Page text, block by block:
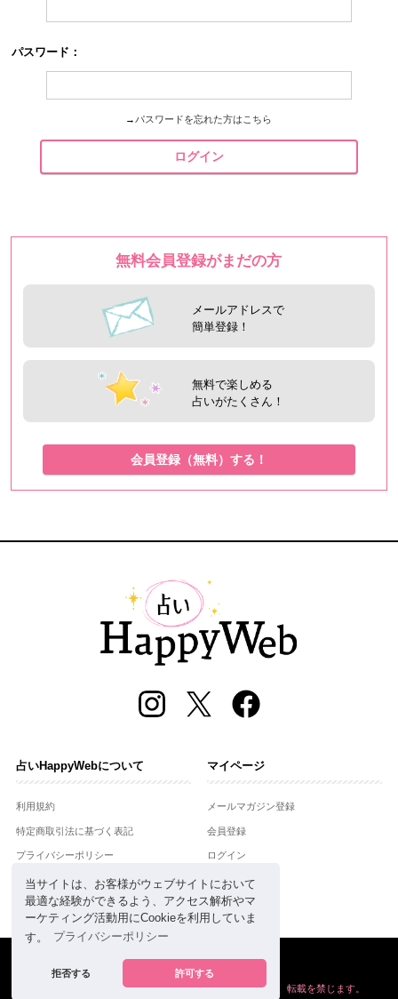
当サイトは、お客様がウェブサイトにおいて
最適な経験ができるよう、アクセス解析やマ
ーケティング活動用にCookieを利用していま
す。
プライバシーポリシー
拒否する 許可する
パスワード：
→ パスワードを忘れた方はこちら
ログイン
無料会員登録がまだの方
メールアドレスで
簡単登録！
無料で楽しめる
占いがたくさん！
会員登録（無料）する！
占いHappyWebについて
利用規約
特定商取引法に基づく表記
プライバシーポリシー
運営会社
お問合せ
マイページ
メールマガジン登録
会員登録
ログイン
powered by
掲載の情報や画像など、すべてのコンテンツの無断複写、転載を禁じます。